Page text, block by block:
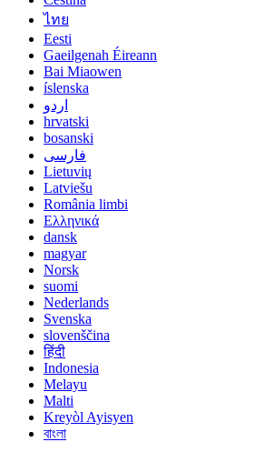
ไทย
Eesti
Gaeilgenah Éireann
Bai Miaowen
íslenska
اردو
hrvatski
bosanski
فارسی
Lietuvių
Latviešu
România limbi
Ελληνικά
dansk
magyar
Norsk
suomi
Nederlands
Svenska
slovenščina
हिंदी
Indonesia
Melayu
Malti
Kreyòl Ayisyen
বাংলা